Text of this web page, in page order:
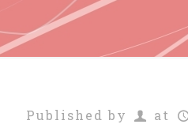
Published by at